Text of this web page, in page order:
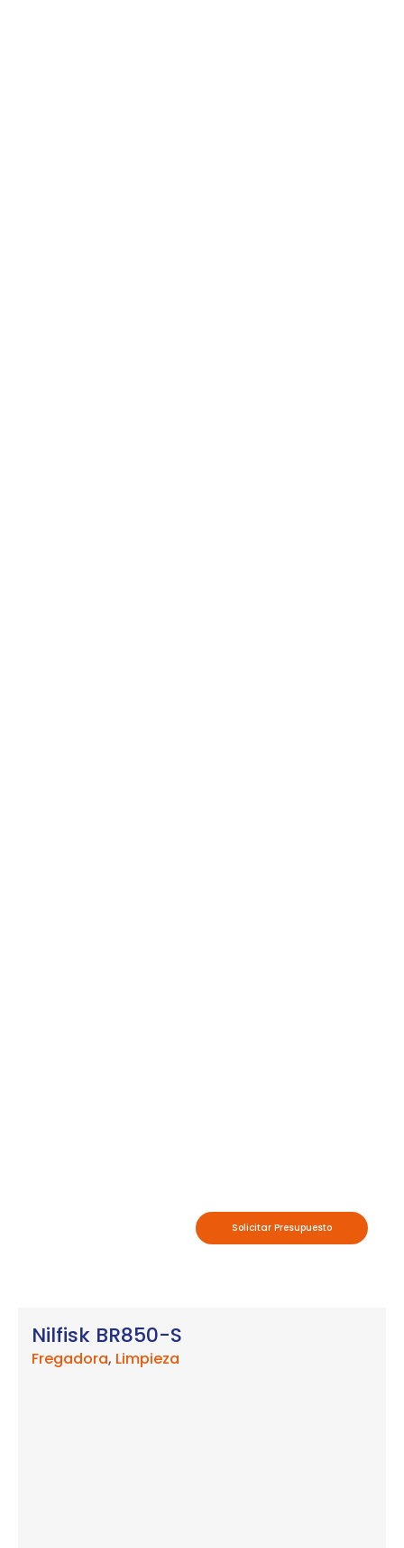
Solicitar Presupuesto
Nilfisk BR850-S
Fregadora, Limpieza